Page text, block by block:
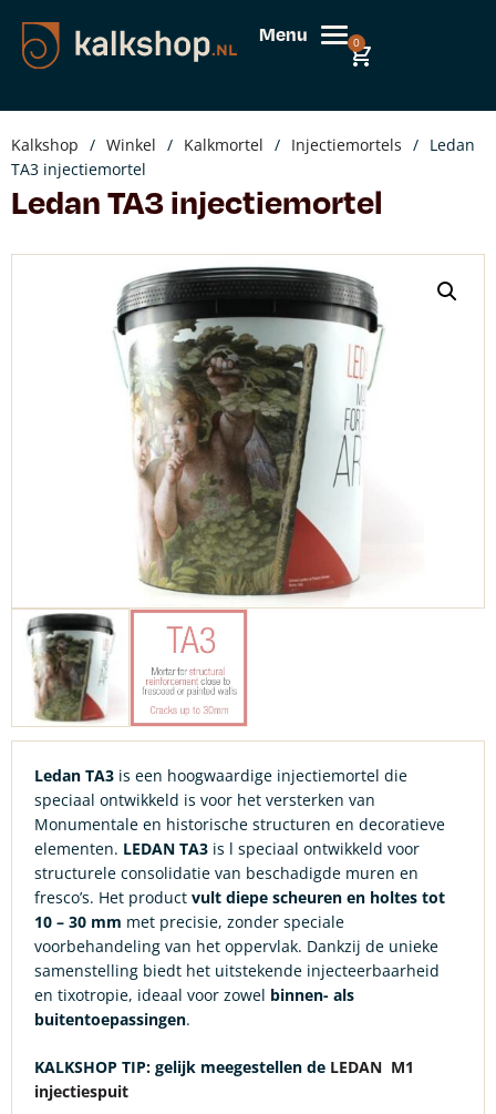
Menu 0
Kalkshop / Winkel / Kalkmortel / Injectiemortels / Ledan
TA3 injectiemortel
Ledan TA3 injectiemortel
Ledan TA3 is een hoogwaardige injectiemortel die
speciaal ontwikkeld is voor het versterken van
Monumentale en historische structuren en decoratieve
elementen. LEDAN TA3 is l speciaal ontwikkeld voor
structurele consolidatie van beschadigde muren en
fresco’s. Het product vult diepe scheuren en holtes tot
10 – 30 mm met precisie, zonder speciale
voorbehandeling van het oppervlak. Dankzij de unieke
samenstelling biedt het uitstekende injecteerbaarheid
en tixotropie, ideaal voor zowel binnen- als
buitentoepassingen.
KALKSHOP TIP: gelijk meegestellen de LEDAN M1
injectiespuit